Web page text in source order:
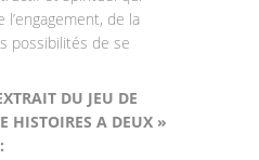
l’engagement, de la
possibilités de se
DU JEU DE
HISTOIRES A DEUX »